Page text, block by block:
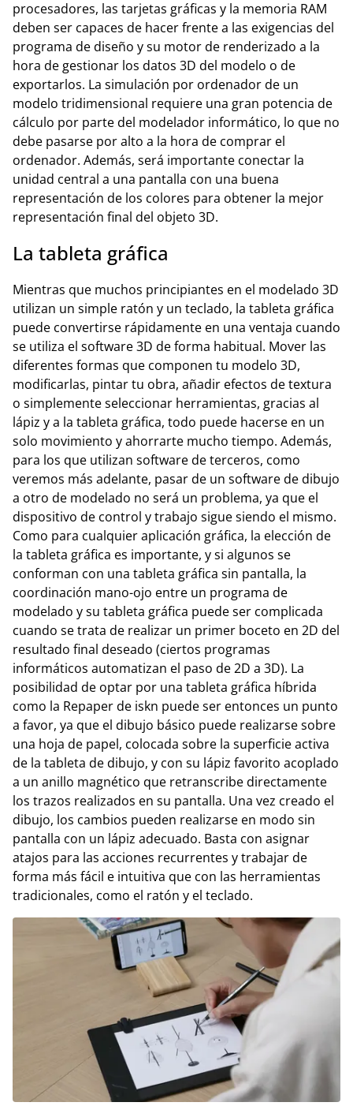
procesadores, las tarjetas gráficas y la memoria RAM
deben ser capaces de hacer frente a las exigencias del
programa de diseño y su motor de renderizado a la
hora de gestionar los datos 3D del modelo o de
exportarlos. La simulación por ordenador de un
modelo tridimensional requiere una gran potencia de
cálculo por parte del modelador informático, lo que no
debe pasarse por alto a la hora de comprar el
ordenador. Además, será importante conectar la
unidad central a una pantalla con una buena
representación de los colores para obtener la mejor
representación final del objeto 3D.
La tableta gráfica
Mientras que muchos principiantes en el modelado 3D
utilizan un simple ratón y un teclado, la tableta gráfica
puede convertirse rápidamente en una ventaja cuando
se utiliza el software 3D de forma habitual. Mover las
diferentes formas que componen tu modelo 3D,
modificarlas, pintar tu obra, añadir efectos de textura
o simplemente seleccionar herramientas, gracias al
lápiz y a la tableta gráfica, todo puede hacerse en un
solo movimiento y ahorrarte mucho tiempo. Además,
para los que utilizan software de terceros, como
veremos más adelante, pasar de un software de dibujo
a otro de modelado no será un problema, ya que el
dispositivo de control y trabajo sigue siendo el mismo.
Como para cualquier aplicación gráfica, la elección de
la tableta gráfica es importante, y si algunos se
conforman con una tableta gráfica sin pantalla, la
coordinación mano-ojo entre un programa de
modelado y su tableta gráfica puede ser complicada
cuando se trata de realizar un primer boceto en 2D del
resultado final deseado (ciertos programas
informáticos automatizan el paso de 2D a 3D). La
posibilidad de optar por una tableta gráfica híbrida
como la Repaper de iskn puede ser entonces un punto
a favor, ya que el dibujo básico puede realizarse sobre
una hoja de papel, colocada sobre la superficie activa
de la tableta de dibujo, y con su lápiz favorito acoplado
a un anillo magnético que retranscribe directamente
los trazos realizados en su pantalla. Una vez creado el
dibujo, los cambios pueden realizarse en modo sin
pantalla con un lápiz adecuado. Basta con asignar
atajos para las acciones recurrentes y trabajar de
forma más fácil e intuitiva que con las herramientas
tradicionales, como el ratón y el teclado.